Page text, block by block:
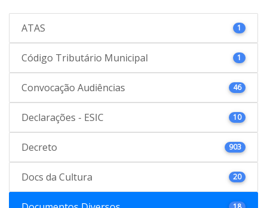
ATAS 1
Código Tributário Municipal 1
Convocação Audiências 46
Declarações - ESIC 10
Decreto 903
Docs da Cultura 20